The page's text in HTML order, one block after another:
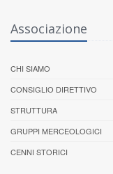
Associazione
CHI SIAMO
CONSIGLIO DIRETTIVO
STRUTTURA
GRUPPI MERCEOLOGICI
CENNI STORICI